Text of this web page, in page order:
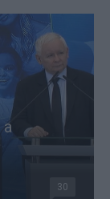
a
30